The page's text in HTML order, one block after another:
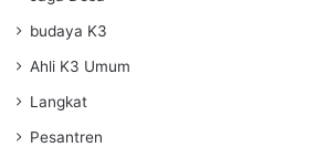
budaya K3
Ahli K3 Umum
Langkat
Pesantren